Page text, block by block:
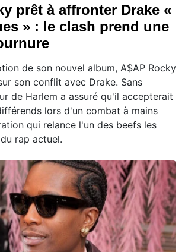
prêt à affronter Drake «
» : le clash prend une
de son nouvel album, A$AP Rocky
son conflit avec Drake. Sans
de Harlem a assuré qu'il accepterait
lors d'un combat à mains
qui relance l'un des beefs les
rap actuel.